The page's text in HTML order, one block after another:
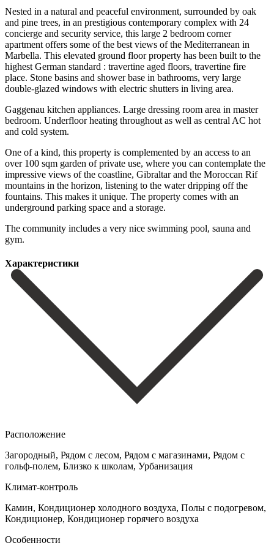
Nested in a natural and peaceful environment, surrounded by oak
and pine trees, in an prestigious contemporary complex with 24
concierge and security service, this large 2 bedroom corner
apartment offers some of the best views of the Mediterranean in
Marbella. This elevated ground floor property has been built to the
highest German standard : travertine aged floors, travertine fire
place. Stone basins and shower base in bathrooms, very large
double-glazed windows with electric shutters in living area.
Gaggenau kitchen appliances. Large dressing room area in master
bedroom. Underfloor heating throughout as well as central AC hot
and cold system.
One of a kind, this property is complemented by an access to an
over 100 sqm garden of private use, where you can contemplate the
impressive views of the coastline, Gibraltar and the Moroccan Rif
mountains in the horizon, listening to the water ‌dripping ‌off ‌the
‌fountains. This ‌makes it ‌unique. The property comes with an
underground parking space ‌and a ‌storage.
The ‌community includes a ‌very ‌nice ‌swimming ‌pool, ‌sauna ‌and
‌gym.
Характеристики
Расположение
Загородный, Рядом с лесом, Рядом с магазинами, Рядом с
гольф-полем, Близко к школам, Урбанизация
Климат-контроль
Камин, Кондиционер холодного воздуха, Полы с подогревом,
Кондиционер, Кондиционер горячего воздуха
Особенности